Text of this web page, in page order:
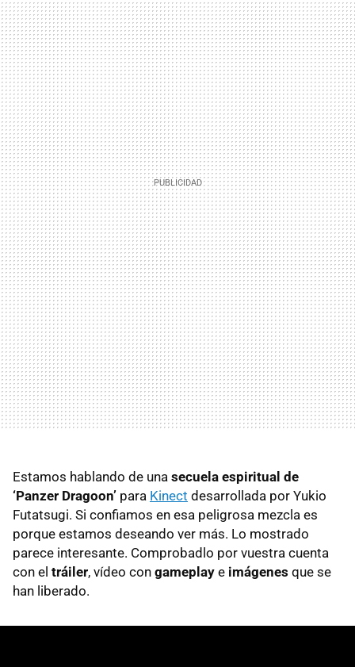
Estamos hablando de una secuela espiritual de
‘Panzer Dragoon’ para Kinect desarrollada por Yukio
Futatsugi. Si confiamos en esa peligrosa mezcla es
porque estamos deseando ver más. Lo mostrado
parece interesante. Comprobadlo por vuestra cuenta
con el tráiler, vídeo con gameplay e imágenes que se
han liberado.